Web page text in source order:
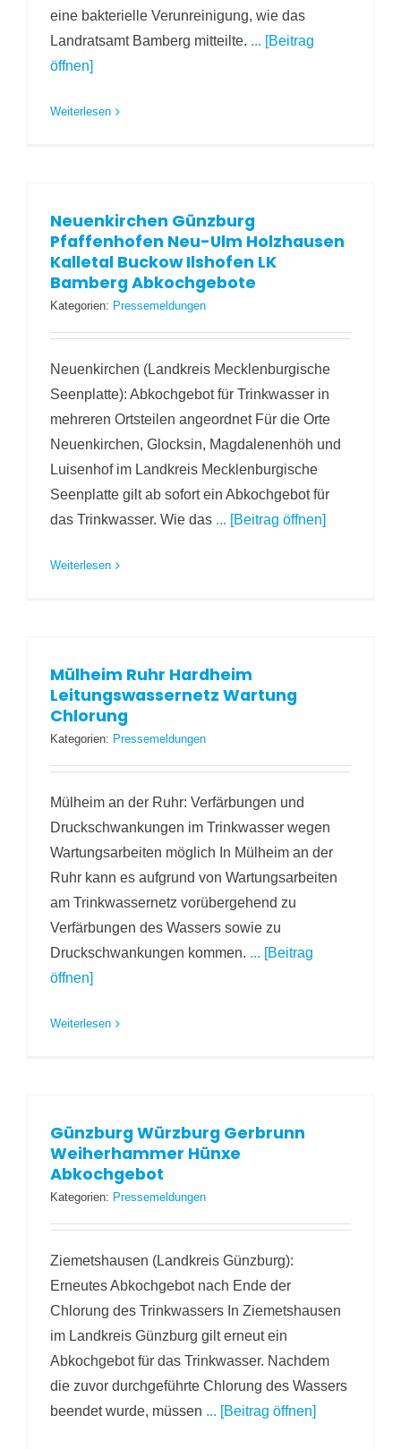
eine bakterielle Verunreinigung, wie das
Landratsamt Bamberg mitteilte. ... [Beitrag
öffnen]
Weiterlesen
Neuenkirchen Günzburg
Pfaffenhofen Neu-Ulm Holzhausen
Kalletal Buckow Ilshofen LK
Bamberg Abkochgebote
Kategorien: Pressemeldungen
Neuenkirchen (Landkreis Mecklenburgische
Seenplatte): Abkochgebot für Trinkwasser in
mehreren Ortsteilen angeordnet Für die Orte
Neuenkirchen, Glocksin, Magdalenenhöh und
Luisenhof im Landkreis Mecklenburgische
Seenplatte gilt ab sofort ein Abkochgebot für
das Trinkwasser. Wie das ... [Beitrag öffnen]
Weiterlesen
Mülheim Ruhr Hardheim
Leitungswassernetz Wartung
Chlorung
Kategorien: Pressemeldungen
Mülheim an der Ruhr: Verfärbungen und
Druckschwankungen im Trinkwasser wegen
Wartungsarbeiten möglich In Mülheim an der
Ruhr kann es aufgrund von Wartungsarbeiten
am Trinkwassernetz vorübergehend zu
Verfärbungen des Wassers sowie zu
Druckschwankungen kommen. ... [Beitrag
öffnen]
Weiterlesen
Günzburg Würzburg Gerbrunn
Weiherhammer Hünxe
Abkochgebot
Kategorien: Pressemeldungen
Ziemetshausen (Landkreis Günzburg):
Erneutes Abkochgebot nach Ende der
Chlorung des Trinkwassers In Ziemetshausen
im Landkreis Günzburg gilt erneut ein
Abkochgebot für das Trinkwasser. Nachdem
die zuvor durchgeführte Chlorung des Wassers
beendet wurde, müssen ... [Beitrag öffnen]